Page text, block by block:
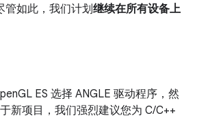
管如此，我们计划继续在所有设备上
ES 选择 ANGLE 驱动程序，然
新项目，我们强烈建议您为 C/C++